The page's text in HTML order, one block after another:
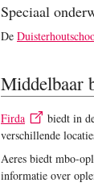
Speciaal
De
Middelbaar
Firda
biedt in
verschillende
Aeres biedt mbo-
informatie over